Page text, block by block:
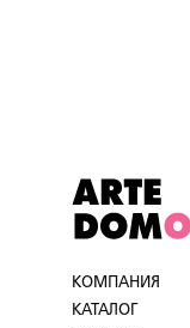
КОМПАНИЯ
КАТАЛОГ